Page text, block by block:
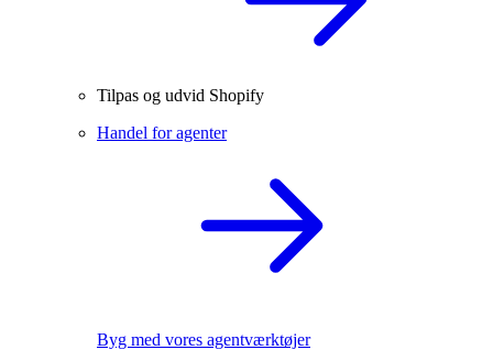
Tilpas og udvid Shopify
Handel for agenter
Byg med vores agentværktøjer